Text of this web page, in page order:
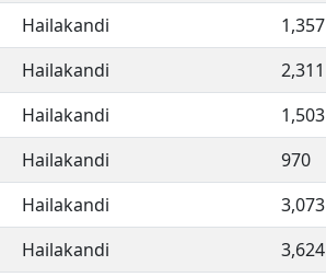
Hailakandi
1,357
Hailakandi
2,311
Hailakandi
1,503
Hailakandi
970
Hailakandi
3,073
Hailakandi
3,624